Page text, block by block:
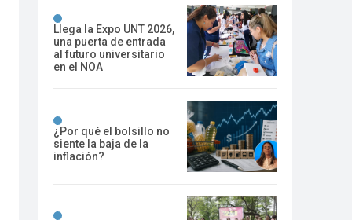
Llega la Expo UNT 2026,
una puerta de entrada
al futuro universitario
en el NOA
¿Por qué el bolsillo no
siente la baja de la
inflación?